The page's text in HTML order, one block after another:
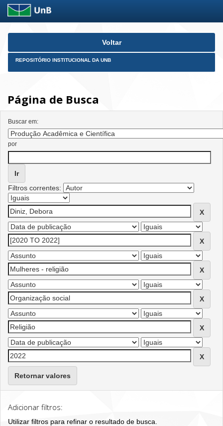
Skip
Voltar
REPOSITÓRIO INSTITUCIONAL DA UNB
Página de Busca
Buscar em:
por
Filtros correntes:
Retornar valores
Adicionar filtros:
Utilizar filtros para refinar o resultado de busca.